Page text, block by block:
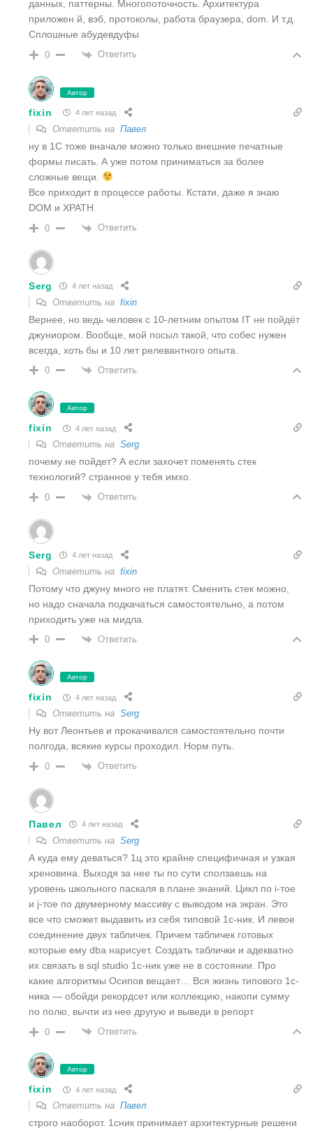
данных, паттерны. Многопоточность. Архитектура
приложен й, вэб, протоколы, работа браузера, dom. И т.д.
Сплошные абудевдуфы
0 Ответить
Автор
fixin 4 лет назад
Ответить на Павел
ну в 1С тоже вначале можно только внешние печатные
формы писать. А уже потом приниматься за более
сложные вещи.
Все приходит в процессе работы. Кстати, даже я знаю
DOM и XPATH
0 Ответить
Serg 4 лет назад
Ответить на fixin
Вернее, но ведь человек с 10-летним опытом IT не пойдёт
джуниором. Вообще, мой посыл такой, что собес нужен
всегда, хоть бы и 10 лет релевантного опыта.
0 Ответить
Автор
fixin 4 лет назад
Ответить на Serg
почему не пойдет? А если захочет поменять стек
технологий? странное у тебя имхо.
0 Ответить
Serg 4 лет назад
Ответить на fixin
Потому что джуну много не платят. Сменить стек можно,
но надо сначала подкачаться самостоятельно, а потом
приходить уже на мидла.
0 Ответить
Автор
fixin 4 лет назад
Ответить на Serg
Ну вот Леонтьев и прокачивался самостоятельно почти
полгода, всякие курсы проходил. Норм путь.
0 Ответить
Павел 4 лет назад
Ответить на Serg
А куда ему деваться? 1ц это крайне специфичная и узкая
хреновина. Выходя за нее ты по сути сползаешь на
уровень школьного паскаля в плане знаний. Цикл по i-тое
и j-тое по двумерному массиву с выводом на экран. Это
все что сможет выдавить из себя типовой 1с-ник. И левое
соединение двух табличек. Причем табличек готовых
которые ему dba нарисует. Создать таблички и адекватно
их связать в sql studio 1с-ник уже не в состоянии. Про
какие алгоритмы Осипов вещает… Вся жизнь типового 1с-
ника — обойди рекордсет или коллекцию, накопи сумму
по полю, вычти из нее другую и выведи в репорт
0 Ответить
Автор
fixin 4 лет назад
Ответить на Павел
строго наоборот. 1сник принимает архитектурные решени